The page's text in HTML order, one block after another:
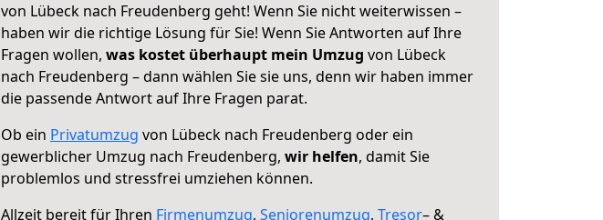
von Lübeck nach Freudenberg geht! Wenn Sie nicht weiterwissen –
haben wir die richtige Lösung für Sie! Wenn Sie Antworten auf Ihre
Fragen wollen, was kostet überhaupt mein Umzug von Lübeck
nach Freudenberg – dann wählen Sie sie uns, denn wir haben immer
die passende Antwort auf Ihre Fragen parat.
Ob ein Privatumzug von Lübeck nach Freudenberg oder ein
gewerblicher Umzug nach Freudenberg, wir helfen, damit Sie
problemlos und stressfrei umziehen können.
Allzeit bereit für Ihren Firmenumzug, Seniorenumzug, Tresor– &